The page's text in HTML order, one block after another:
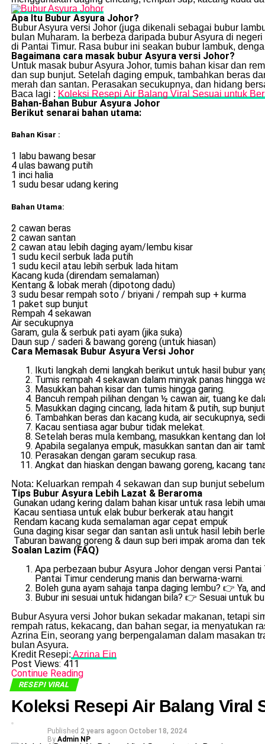
Apa Itu Bubur Asyura Johor?
Bubur Asyura versi Johor (juga dikenali sebagai bubur
bulan Muharam. Ia berbeza daripada bubur Asyura di
di Pantai Timur. Rasa bubur ini seakan bubur lambuk,
Bagaimana cara masak bubur Asyura versi Johor?
Untuk masak bubur Asyura Johor, tumis bahan kisar dan
dan sup bunjut. Setelah daging empuk, tambahkan beras
merah dan santan. Perasakan secukupnya, dan hidang
Baca lagi : Koleksi Resepi Air Balang Viral Sesuai untuk
Bahan-Bahan Bubur Asyura Johor
Berikut senarai bahan utama:
Bahan Kisar :
1 labu bawang besar
4 ulas bawang putih
1 inci halia
1 sudu besar udang kering
Bahan Utama:
2 cawan beras
2 cawan santan
2 cawan atau lebih daging ayam/lembu kisar
1 sudu kecil serbuk lada putih
1 sudu kecil atau lebih serbuk lada hitam
Kacang kuda (direndam semalaman)
Kentang & lobak merah (dipotong dadu)
3 sudu besar rempah soto / briyani / rempah sup + kurma
1 paket sup bunjut
Rempah 4 sekawan
Air secukupnya
Garam, gula & serbuk pati ayam (jika suka)
Daun sup / saderi & bawang goreng (untuk hiasan)
Cara Memasak Bubur Asyura Versi Johor
Ikuti langkah demi langkah berikut untuk hasil bubur
Tumis rempah 4 sekawan dalam minyak panas hingga
Masukkan bahan kisar dan tumis hingga garing.
Bancuh rempah pilihan dengan ½ cawan air, tuang ke
Masukkan daging cincang, lada hitam & putih, sup
Tambahkan beras dan kacang kuda, air secukupnya,
Kacau sentiasa agar bubur tidak melekat.
Setelah beras mula kembang, masukkan kentang dan
Apabila segalanya empuk, masukkan santan dan air
Perasakan dengan garam secukup rasa.
Angkat dan hiaskan dengan bawang goreng, kacang
Nota: Keluarkan rempah 4 sekawan dan sup bunjut
Tips Bubur Asyura Lebih Lazat & Beraroma
Gunakan udang kering dalam bahan kisar untuk rasa lebih
Kacau sentiasa untuk elak bubur berkerak atau hangit
Rendam kacang kuda semalaman agar cepat empuk
Guna daging kisar segar dan santan asli untuk hasil lebih
Taburan bawang goreng & daun sup beri impak aroma dan
Soalan Lazim (FAQ)
Apa perbezaan bubur Asyura Johor dengan versi
Pantai Timur cenderung manis dan berwarna-warni.
Boleh guna ayam sahaja tanpa daging lembu? 👉 Ya,
Bubur ini sesuai untuk hidangan bila? 👉 Sesuai untuk
Bubur Asyura versi Johor bukan sekadar makanan, tetapi
rempah ratus, kekacang, dan bahan segar, ia menyatukan
Azrina Ein, seorang yang berpengalaman dalam masakan
bulan Asyura.
Kredit Resepi: Azrina Ein
Post Views: 411
Continue Reading
RESEPI VIRAL
Koleksi Resepi Air Balang Viral
Published 2 years agoon October 18, 2024
By Admin NP